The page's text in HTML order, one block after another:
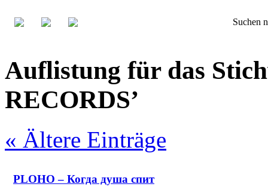
Suchen
Auflistung für das
RECORDS’
« Ältere Einträge
PLOHO – Когда душа спит